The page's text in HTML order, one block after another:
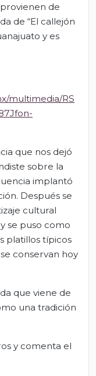
de
de “El callejón
y es
multimedia/RS
que nos dejó
sobre la
implantó
Después se
cultural
se puso como
platillos típicos
conservan hoy
que viene de
una tradición
y comenta el